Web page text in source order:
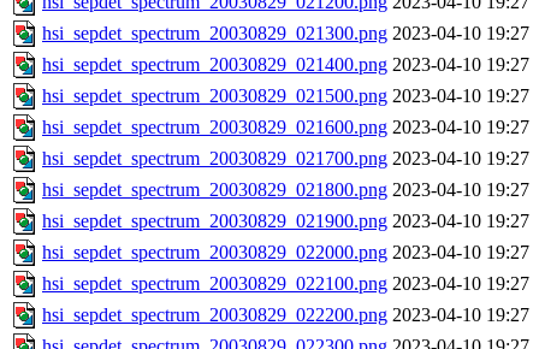
hsi_sepdet_spectrum_20030829_021300.png 2023-04-10 19:27
hsi_sepdet_spectrum_20030829_021400.png 2023-04-10 19:27
hsi_sepdet_spectrum_20030829_021500.png 2023-04-10 19:27
hsi_sepdet_spectrum_20030829_021600.png 2023-04-10 19:27
hsi_sepdet_spectrum_20030829_021700.png 2023-04-10 19:27
hsi_sepdet_spectrum_20030829_021800.png 2023-04-10 19:27
hsi_sepdet_spectrum_20030829_021900.png 2023-04-10 19:27
hsi_sepdet_spectrum_20030829_022000.png 2023-04-10 19:27
hsi_sepdet_spectrum_20030829_022100.png 2023-04-10 19:27
hsi_sepdet_spectrum_20030829_022200.png 2023-04-10 19:27